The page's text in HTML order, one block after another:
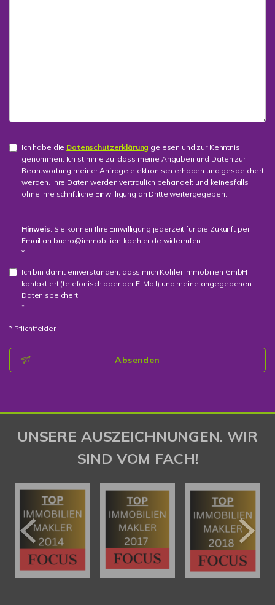
Ich habe die Datenschutzerklärung gelesen und zur Kenntnis
genommen. Ich stimme zu, dass meine Angaben und Daten zur
Beantwortung meiner Anfrage elektronisch erhoben und gespeichert
werden. Ihre Daten werden vertraulich behandelt und keinesfalls
ohne Ihre schriftliche Einwilligung an Dritte weitergegeben.
Hinweis: Sie können Ihre Einwilligung jederzeit für die Zukunft per
Email an buero@immobilien-koehler.de widerrufen.
*
Ich bin damit einverstanden, dass mich Köhler Immobilien GmbH
kontaktiert (telefonisch oder per E-Mail) und meine angegebenen
Daten speichert.
*
* Pflichtfelder
Absenden
UNSERE AUSZEICHNUNGEN. WIR
SIND VOM FACH!